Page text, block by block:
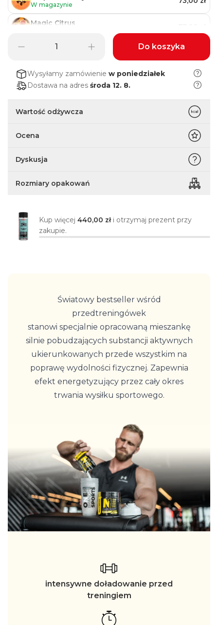
W magazynie
Magic Citrus
Grejpfrut Do koszyka
Wysyłamy zamówienie w poniedziałek
Dostawa na adres środa 12. 8.
Wartość odżywcza
Ocena
Dyskusja
Rozmiary opakowań
Kup więcej 440,00 złi otrzymaj prezent przy
zakupie.
Światowy bestseller wśród
przedtreningówek
stanowi specjalnie opracowaną mieszankę
silnie pobudzających substancji aktywnych
ukierunkowanych przede wszystkim na
poprawę wydolności fizycznej. Zapewnia
efekt energetyzujący przez cały okres
trwania wysiłku sportowego.
intensywne doładowanie przed
treningiem